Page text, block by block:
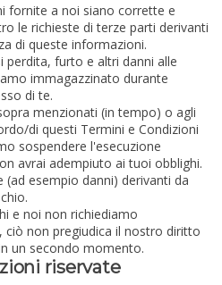
fornite a noi siano corrette e
le richieste di terze parti derivanti
di queste informazioni.
perdita, furto e altri danni alle
immagazzinato durante
di te.
menzionati (in tempo) o agli
di questi Termini e Condizioni
sospendere l'esecuzione
avrai adempiuto ai tuoi obblighi.
esempio danni) derivanti da
e noi non richiediamo
non pregiudica il nostro diritto
un secondo momento.
riservate